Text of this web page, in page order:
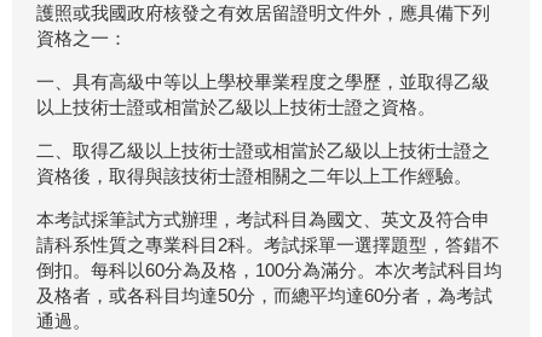
護照或我國政府核發之有效居留證明文件外，應具備下列
資格之一：
一、具有高級中等以上學校畢業程度之學歷，並取得乙級
以上技術士證或相當於乙級以上技術士證之資格。
二、取得乙級以上技術士證或相當於乙級以上技術士證之
資格後，取得與該技術士證相關之二年以上工作經驗。
本考試採筆試方式辦理，考試科目為國文、英文及符合申
請科系性質之專業科目2科。考試採單一選擇題型，答錯不
倒扣。每科以60分為及格，100分為滿分。本次考試科目均
及格者，或各科目均達50分，而總平均達60分者，為考試
通過。